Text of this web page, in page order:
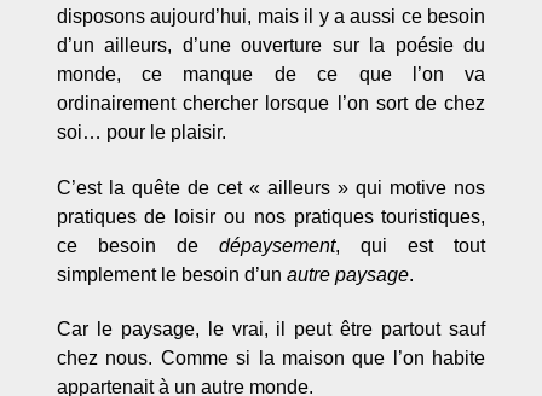
disposons aujourd’hui, mais il y a aussi ce besoin
d’un ailleurs, d’une ouverture sur la poésie du
monde, ce manque de ce que l’on va
ordinairement chercher lorsque l’on sort de chez
soi… pour le plaisir.
C’est la quête de cet « ailleurs » qui motive nos
pratiques de loisir ou nos pratiques touristiques,
ce besoin de dépaysement, qui est tout
simplement le besoin d’un autre paysage.
Car le paysage, le vrai, il peut être partout sauf
chez nous. Comme si la maison que l’on habite
appartenait à un autre monde.